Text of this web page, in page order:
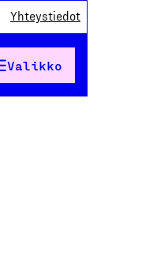
Yhteystiedot
Valikko